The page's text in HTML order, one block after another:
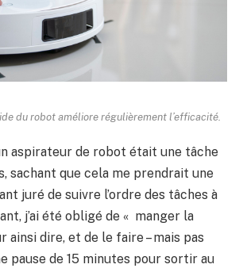
du robot améliore régulièrement l’efficacité.
aspirateur de robot était une tâche
sachant que cela me prendrait une
juré de suivre l’ordre des tâches à
j’ai été obligé de « manger la
ainsi dire, et de le faire – mais pas
pause de 15 minutes pour sortir au